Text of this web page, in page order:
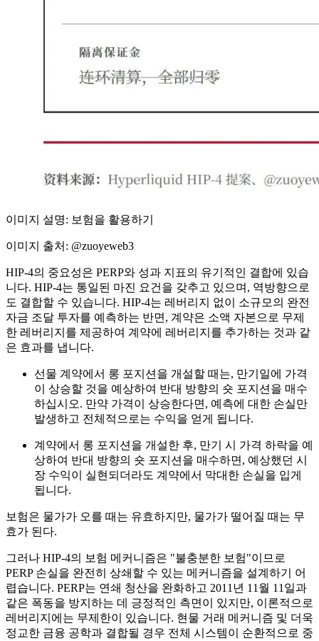
이미지 설명: 보험을 활용하기
이미지 출처: @zuoyeweb3
HIP-4의 중요성은 PERP와 성과 지표의 유기적인 결합에 있습
니다. HIP-4는 통일된 마진 요건을 갖추고 있으며, 역방향으로
도 결합할 수 있습니다. HIP-4는 레버리지 없이 소규모의 완전
자금 조달 투자를 예측하는 반면, 계약은 소액 자본으로 무제
한 레버리지를 제공하여 계약에 레버리지를 추가하는 것과 같
은 효과를 냅니다.
선물 계약에서 롱 포지션을 개설할 때는, 만기일에 가격
이 상승할 것을 예상하여 반대 방향의 숏 포지션을 매수
하십시오. 만약 가격이 상승한다면, 예측에 대한 손실만
발생하고 전체적으로는 수익을 얻게 됩니다.
계약에서 롱 포지션을 개설한 후, 만기 시 가격 하락을 예
상하여 반대 방향의 숏 포지션을 매수하면, 예상했던 시
장 수익이 실현되더라도 계약에서 막대한 손실을 입게
됩니다.
보험은 물가가 오를 때는 유효하지만, 물가가 떨어질 때는 무
효가 된다.
그러나 HIP-4의 보험 메커니즘은 "불충분한 보험"이므로
PERP 손실을 완전히 상쇄할 수 있는 메커니즘을 설계하기 어
렵습니다. PERP는 연쇄 청산을 완화하고 2011년 11월 11일과
같은 폭동을 방지하는 데 긍정적인 측면이 있지만, 이론적으로
레버리지에는 무제한이 있습니다. 현물 거래 메커니즘 및 더욱
정교한 금융 공학과 결합될 경우 전체 시스템이 순환적으로 중